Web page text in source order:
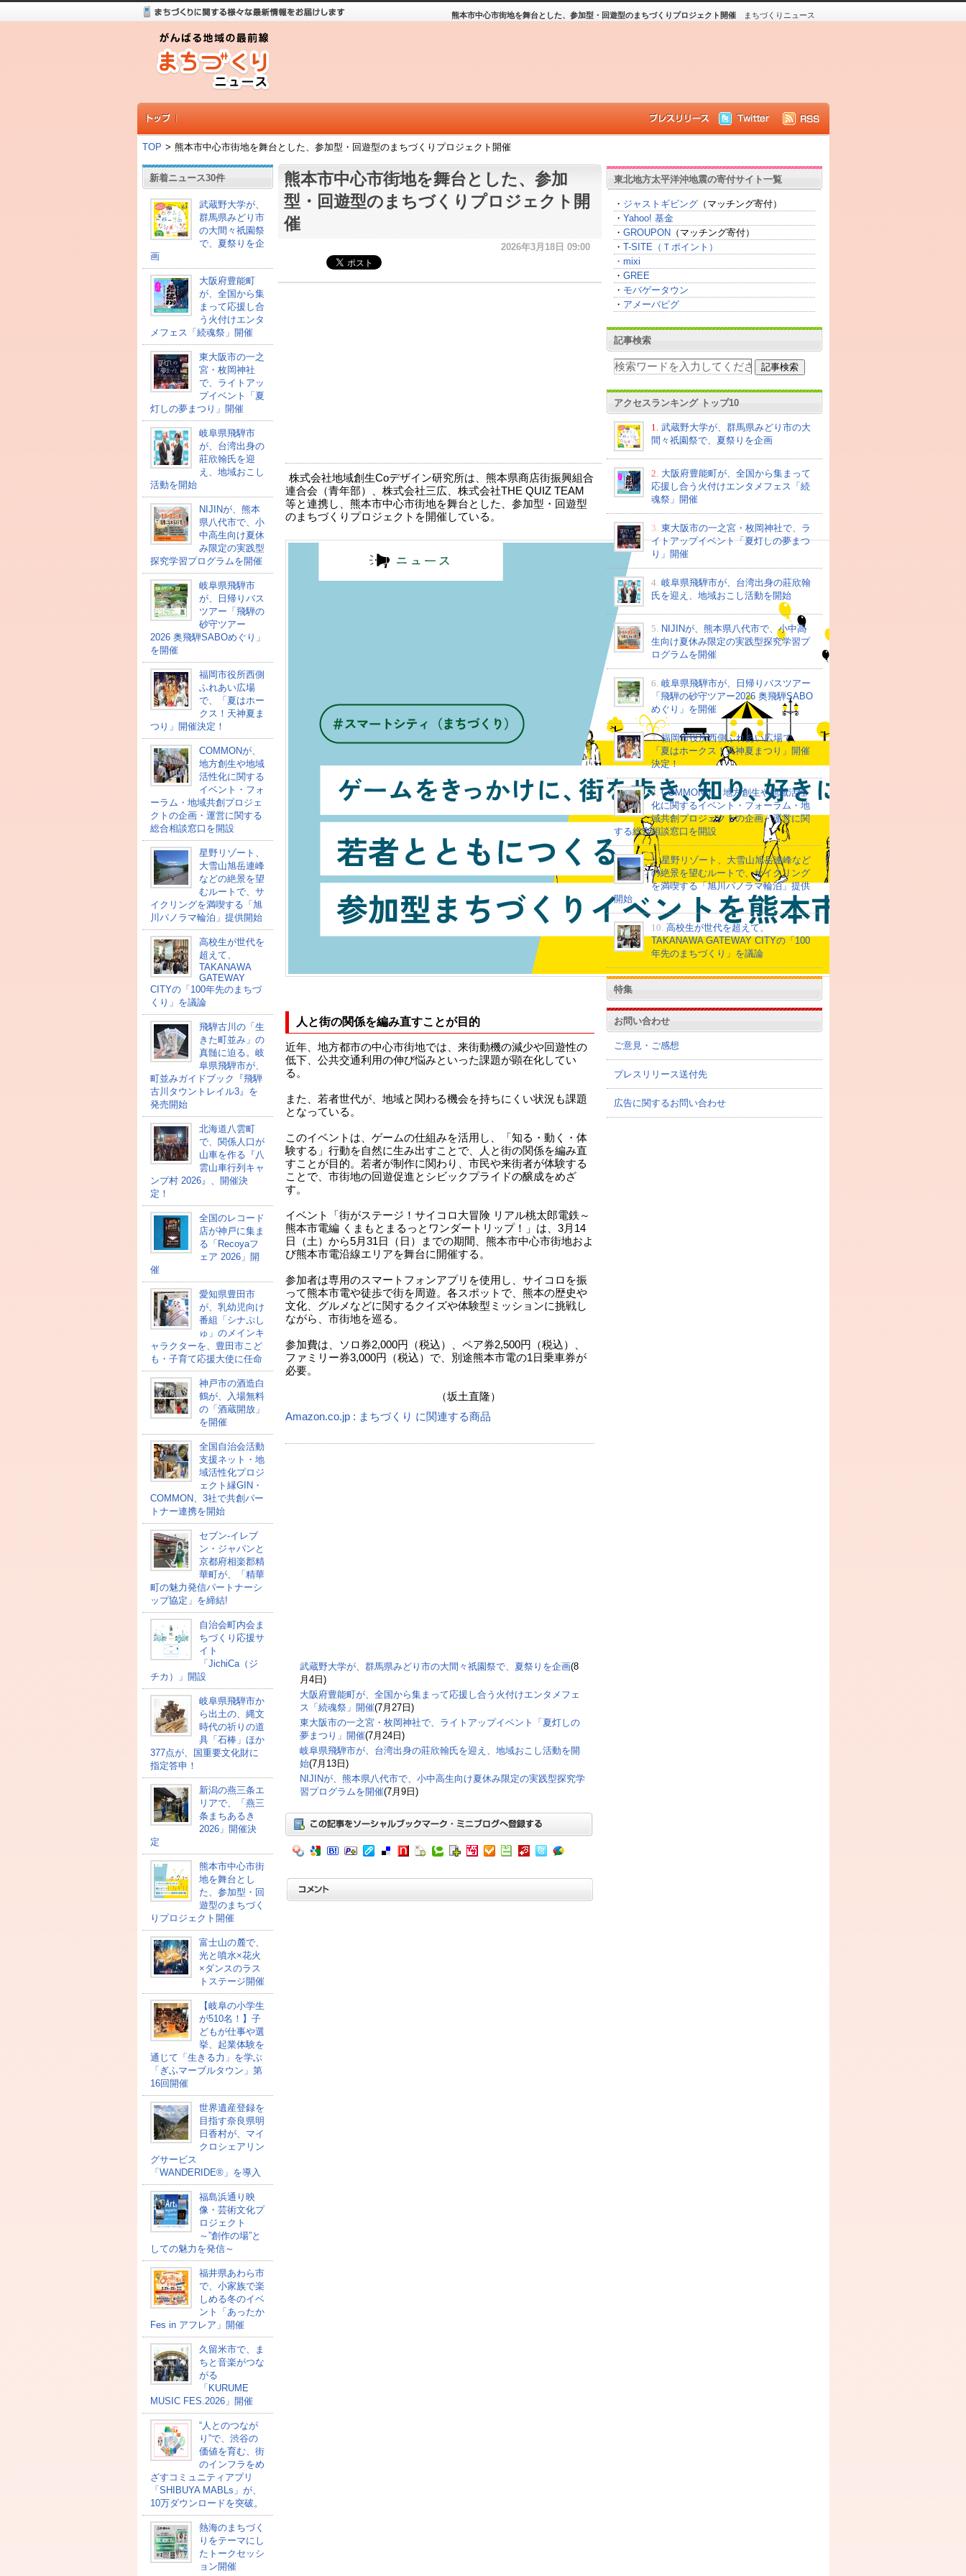
まちづくりニュース
熊本市中心市街地を舞台とした、参加型・回遊型のまちづくりプロジェクト開催
TOP > 熊本市中心市街地を舞台とした、参加型・回遊型のまちづくりプロジェクト開催
新着ニュース30件
武蔵野大学が、
群馬県みどり市
の大間々祇園祭
で、夏祭りを企
画
大阪府豊能町
が、全国から集
まって応援し合
う火付けエンタ
メフェス「続魂祭」開催
東大阪市の一之
宮・枚岡神社
で、ライトアッ
プイベント「夏
灯しの夢まつり」開催
岐阜県飛騨市
が、台湾出身の
莊欣翰氏を迎
え、地域おこし
活動を開始
NIJINが、熊本
県八代市で、小
中高生向け夏休
み限定の実践型
探究学習プログラムを開催
岐阜県飛騨市
が、日帰りバス
ツアー「飛騨の
砂守ツアー
2026 奥飛騨SABOめぐり」
を開催
福岡市役所西側
ふれあい広場
で、「夏はホー
クス！天神夏ま
つり」開催決定！
COMMONが、
地方創生や地域
活性化に関する
イベント・フォ
ーラム・地域共創プロジェ
クトの企画・運営に関する
総合相談窓口を開設
星野リゾート、
大雪山旭岳連峰
などの絶景を望
むルートで、サ
イクリングを満喫する「旭
川パノラマ輪泊」提供開始
高校⽣が世代を
超えて、
TAKANAWA
GATEWAY
CITYの「100年先のまちづ
くり」を議論
飛騨古川の「生
きた町並み」の
真髄に迫る。岐
阜県飛騨市が、
町並みガイドブック『飛騨
古川タウントレイル3』を
発売開始
北海道八雲町
で、関係人口が
山車を作る『八
雲山車行列キャ
ンプ村 2026』、開催決
定！
全国のレコード
店が神戸に集ま
る「Recoyaフ
ェア 2026」開
催
愛知県豊田市
が、乳幼児向け
番組「シナぷし
ゅ」のメインキ
ャラクターを、豊田市こど
も・子育て応援大使に任命
神戸市の酒造白
鶴が、入場無料
の「酒蔵開放」
を開催
全国自治会活動
支援ネット・地
域活性化プロジ
ェクト縁GIN・
COMMON、3社で共創パー
トナー連携を開始
セブン‐イレブ
ン・ジャパンと
京都府相楽郡精
華町が、「精華
町の魅力発信パートナーシ
ップ協定」を締結!
自治会町内会ま
ちづくり応援サ
イト
「JichiCa（ジ
チカ）」開設
岐阜県飛騨市か
ら出土の、縄文
時代の祈りの道
具「石棒」ほか
377点が、国重要文化財に
指定答申！
新潟の燕三条エ
リアで、「燕三
条まちあるき
2026」開催決
定
熊本市中心市街
地を舞台とし
た、参加型・回
遊型のまちづく
りプロジェクト開催
富士山の麓で、
光と噴水×花火
×ダンスのラス
トステージ開催
【岐阜の小学生
が510名！】子
どもが仕事や選
挙、起業体験を
通じて「生きる力」を学ぶ
「ぎふマーブルタウン」第
16回開催
世界遺産登録を
目指す奈良県明
日香村が、マイ
クロシェアリン
グサービス
「WANDERIDE®」を導入
福島浜通り映
像・芸術文化プ
ロジェクト
～”創作の場”と
しての魅力を発信～
福井県あわら市
で、小家族で楽
しめる冬のイベ
ント「あったか
Fes in アフレア」開催
久留米市で、ま
ちと音楽がつな
がる
「KURUME
MUSIC FES.2026」開催
“人とのつなが
り”で、渋谷の
価値を育む、街
のインフラをめ
ざすコミュニティアプリ
「SHIBUYA MABLs」が、
10万ダウンロードを突破。
熱海のまちづく
りをテーマにし
たトークセッシ
ョン開催
熊本市中心市街地を舞台とした、参加
型・回遊型のまちづくりプロジェクト開
催
2026年3月18日 09:00
株式会社地域創生Coデザイン研究所は、熊本県商店街振興組合
連合会（青年部）、株式会社三広、株式会社THE QUIZ TEAM
等と連携し、熊本市中心市街地を舞台とした、参加型・回遊型
のまちづくりプロジェクトを開催している。
人と街の関係を編み直すことが目的
近年、地方都市の中心市街地では、来街動機の減少や回遊性の
低下、公共交通利用の伸び悩みといった課題が顕在化してい
る。
また、若者世代が、地域と関わる機会を持ちにくい状況も課題
となっている。
このイベントは、ゲームの仕組みを活用し、「知る・動く・体
験する」行動を自然に生み出すことで、人と街の関係を編み直
すことが目的。若者が制作に関わり、市民や来街者が体験する
ことで、市街地の回遊促進とシビックプライドの醸成をめざ
す。
イベント「街がステージ！サイコロ大冒険 リアル桃太郎電鉄～
熊本市電編 くまもとまるっとワンダートリップ！」は、3月14
日（土）から5月31日（日）までの期間、熊本市中心市街地およ
び熊本市電沿線エリアを舞台に開催する。
参加者は専用のスマートフォンアプリを使用し、サイコロを振
って熊本市電や徒歩で街を周遊。各スポットで、熊本の歴史や
文化、グルメなどに関するクイズや体験型ミッションに挑戦し
ながら、市街地を巡る。
参加費は、ソロ券2,000円（税込）、ペア券2,500円（税込）、
ファミリー券3,000円（税込）で、別途熊本市電の1日乗車券が
必要。
（坂土直隆）
Amazon.co.jp : まちづくり に関連する商品
武蔵野大学が、群馬県みどり市の大間々祇園祭で、夏祭りを企画(8
月4日)
大阪府豊能町が、全国から集まって応援し合う火付けエンタメフェ
ス「続魂祭」開催(7月27日)
東大阪市の一之宮・枚岡神社で、ライトアップイベント「夏灯しの
夢まつり」開催(7月24日)
岐阜県飛騨市が、台湾出身の莊欣翰氏を迎え、地域おこし活動を開
始(7月13日)
NIJINが、熊本県八代市で、小中高生向け夏休み限定の実践型探究学
習プログラムを開催(7月9日)
東北地方太平洋沖地震の寄付サイト一覧
・ ジャストギビング（マッチング寄付）
・ Yahoo! 基金
・ GROUPON （マッチング寄付）
・ T-SITE（Ｔポイント）
・ mixi
・ GREE
・ モバゲータウン
・ アメーバピグ
記事検索
アクセスランキング トップ10
1.
武蔵野大学が、群馬県みどり市の大
間々祇園祭で、夏祭りを企画
2. 大阪府豊能町が、全国から集まって
応援し合う火付けエンタメフェス「続
魂祭」開催
3. 東大阪市の一之宮・枚岡神社で、ラ
イトアップイベント「夏灯しの夢まつ
り」開催
4. 岐阜県飛騨市が、台湾出身の莊欣翰
氏を迎え、地域おこし活動を開始
5. NIJINが、熊本県八代市で、小中高
生向け夏休み限定の実践型探究学習プ
ログラムを開催
6. 岐阜県飛騨市が、日帰りバスツアー
「飛騨の砂守ツアー2026 奥飛騨SABO
めぐり」を開催
7. 福岡市役所西側ふれあい広場で、
「夏はホークス！天神夏まつり」開催
決定！
8. COMMONが、地方創生や地域活性
化に関するイベント・フォーラム・地
域共創プロジェクトの企画・運営に関
する総合相談窓口を開設
9. 星野リゾート、大雪山旭岳連峰など
の絶景を望むルートで、サイクリング
を満喫する「旭川パノラマ輪泊」提供
開始
10. 高校⽣が世代を超えて、
TAKANAWA GATEWAY CITYの「100
年先のまちづくり」を議論
特集
お問い合わせ
ご意見・ご感想
プレスリリース送付先
広告に関するお問い合わせ